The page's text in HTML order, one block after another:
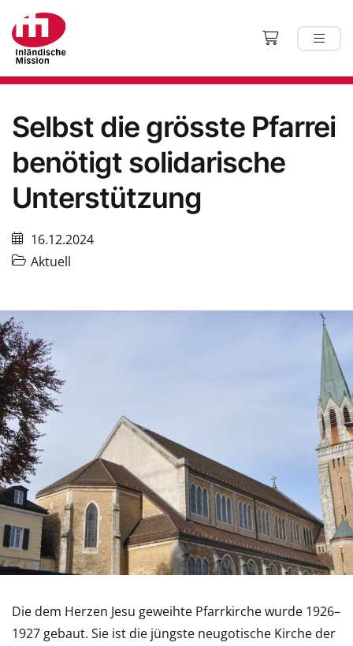
Selbst die grösste Pfarrei
benötigt solidarische
Unterstützung
16.12.2024
Aktuell
Die dem Herzen Jesu geweihte Pfarrkirche wurde 1926–
1927 gebaut. Sie ist die jüngste neugotische Kirche der